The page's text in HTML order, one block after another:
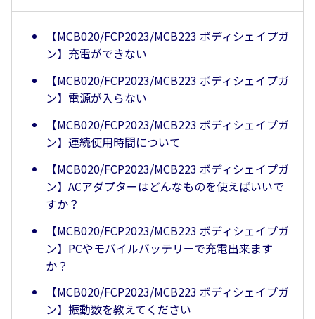
【MCB020/FCP2023/MCB223 ボディシェイプガ
ン】充電ができない
【MCB020/FCP2023/MCB223 ボディシェイプガ
ン】電源が入らない
【MCB020/FCP2023/MCB223 ボディシェイプガ
ン】連続使用時間について
【MCB020/FCP2023/MCB223 ボディシェイプガ
ン】ACアダプターはどんなものを使えばいいで
すか？
【MCB020/FCP2023/MCB223 ボディシェイプガ
ン】PCやモバイルバッテリーで充電出来ます
か？
【MCB020/FCP2023/MCB223 ボディシェイプガ
ン】振動数を教えてください